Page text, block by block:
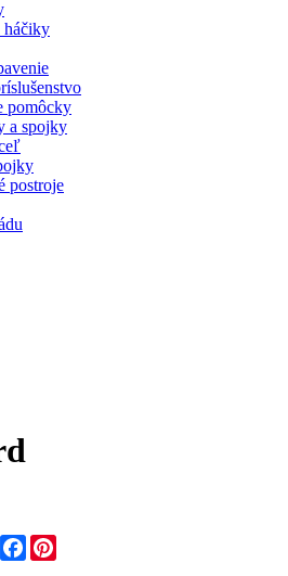
háčiky
pomôcky
a spojky
postroje
Facebook